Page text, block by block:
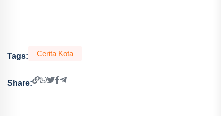
Tags: Cerita Kota
Share: